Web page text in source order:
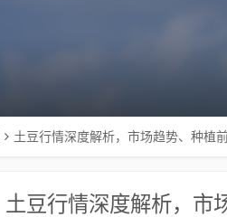
土豆行情深度解析，市场趋势、种植
土豆行情深度解析，市